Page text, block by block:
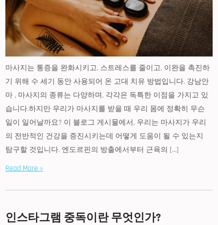
마사지는 통증을 완화시키고, 스트레스를 줄이고, 이완을 촉진하
기 위해 수 세기 동안 사용되어 온 고대 치유 방법입니다. 강남안
마 , 마사지의 종류는 다양하며, 각각은 독특한 이점을 가지고 있
습니다.하지만 우리가 마사지를 받을 때 우리 몸에 정확히 무슨
일이 일어날까요? 이 블로그 게시물에서, 우리는 마사지가 우리
의 전반적인 건강을 증진시키는데 어떻게 도움이 될 수 있는지
탐구할 것입니다. 엔도르핀의 방출에서부터 근육의 […]
Read More »
인스타그램 중독이란 무엇인가?